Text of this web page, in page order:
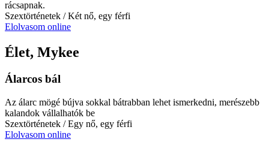
rácsapnak.
Szextörténetek / Két nő, egy férfi
Elolvasom online
Élet, Mykee
Álarcos bál
Az álarc mögé bújva sokkal bátrabban lehet ismerkedni, merészebb
kalandok vállalhatók be
Szextörténetek / Egy nő, egy férfi
Elolvasom online